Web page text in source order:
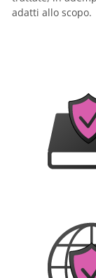
adatti allo scopo.